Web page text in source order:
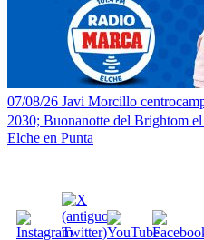
07/08/26 Javi Morcillo
2030; Buonanotte del Brightom el
Elche en Punta